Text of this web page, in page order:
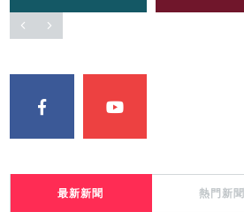
最新新聞 熱門新聞